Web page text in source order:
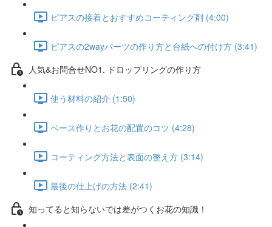
ピアスの接着とおすすめコーティング剤 (4:00)
ピアスの2wayパーツの作り方と台紙への付け方 (3:41)
人気&お問合せNO1. ドロップリングの作り方
使う材料の紹介 (1:50)
ベース作りとお花の配置のコツ (4:28)
コーティング方法と表面の整え方 (3:14)
最後の仕上げの方法 (2:41)
知ってると知らないでは差がつくお花の知識！